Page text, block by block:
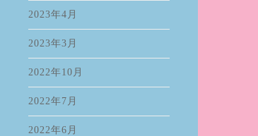
2023年4月
2023年3月
2022年10月
2022年7月
2022年6月